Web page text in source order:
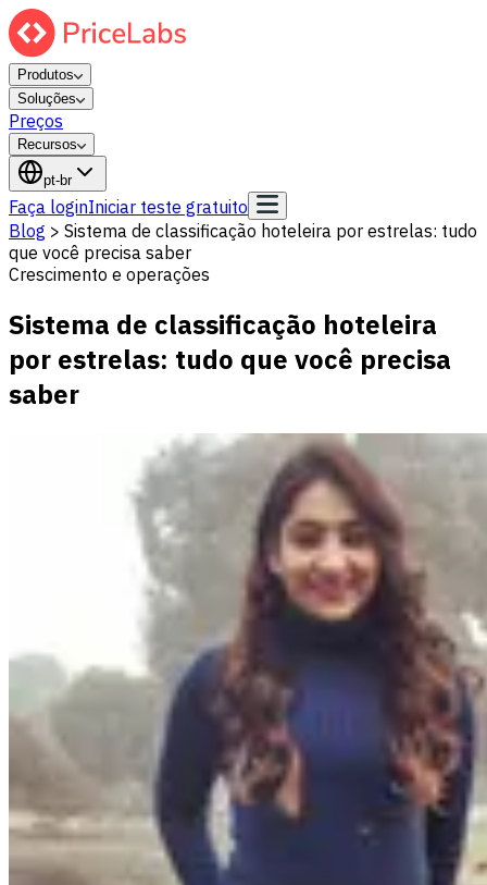
Produtos
Soluções
Preços
Recursos
pt-br
Faça loginIniciar teste gratuito
Blog > Sistema de classificação hoteleira por estrelas: tudo
que você precisa saber
Crescimento e operações
Sistema de classificação hoteleira
por estrelas: tudo que você precisa
saber